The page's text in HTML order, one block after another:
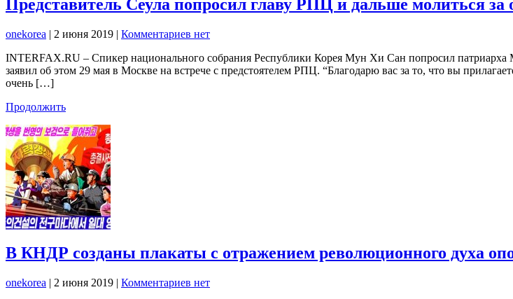
Представитель Сеула попросил главу РПЦ и дальше молиться за
onekorea | 2 июня 2019 | Комментариев нет
INTERFAX.RU – Спикер национального собрания Республики Корея Мун Хи Сан попросил патриарха
заявил об этом 29 мая в Москве на встрече с предстоятелем РПЦ. “Благодарю вас за то, что вы
очень […]
Продолжить
В КНДР созданы плакаты с отражением революционного духа
onekorea | 2 июня 2019 | Комментариев нет